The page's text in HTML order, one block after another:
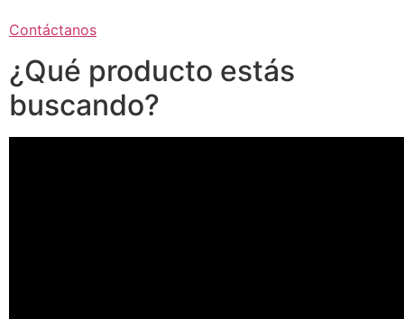
Contáctanos
¿Qué producto estás
buscando?